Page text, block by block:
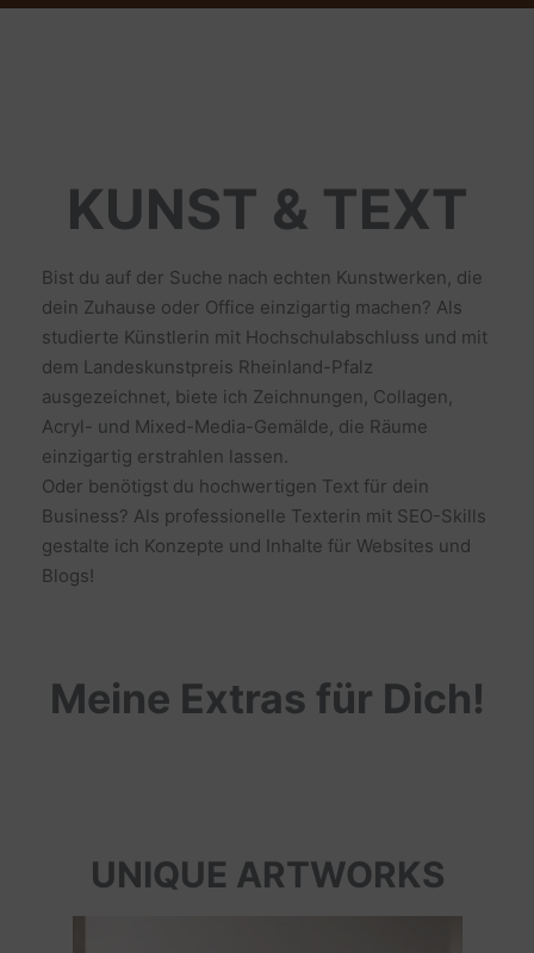
KUNST & TEXT
Bist du auf der Suche nach echten Kunstwerken, die
dein Zuhause oder Office einzigartig machen? Als
studierte Künstlerin mit Hochschulabschluss und mit
dem Landeskunstpreis Rheinland-Pfalz
ausgezeichnet, biete ich Zeichnungen, Collagen,
Acryl- und Mixed-Media-Gemälde, die Räume
einzigartig erstrahlen lassen.
Oder benötigst du hochwertigen Text für dein
Business? Als professionelle Texterin mit SEO-Skills
gestalte ich Konzepte und Inhalte für Websites und
Blogs!
Meine Extras für Dich!
UNIQUE ARTWORKS